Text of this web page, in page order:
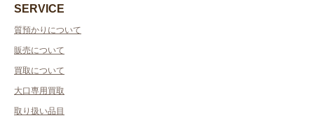
SERVICE
質預かりについて
販売について
買取について
大口専用買取
取り扱い品目